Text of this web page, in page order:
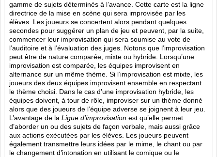
gamme de sujets déterminés à l’avance. Cette carte est la ligne
directrice de la mise en scène qui sera improvisée par les
élèves. Les joueurs se concertent alors pendant quelques
secondes pour suggérer un plan de jeu et peuvent, par la suite,
commencer leur improvisation qui sera soumise au vote de
l’auditoire et à l’évaluation des juges. Notons que l’improvisation
peut être de nature comparée, mixte ou hybride. Lorsqu’une
improvisation est comparée, les équipes improvisent en
alternance sur un même thème. Si l’improvisation est mixte, les
joueurs des deux équipes improvisent ensemble en respectant
le thème choisi. Dans le cas d’une improvisation hybride, les
équipes doivent, à tour de rôle, improviser sur un thème donné
alors que des joueurs de l’équipe adverse se joignent à leur jeu.
L’avantage de la Ligue d’improvisation est qu’elle permet
d’aborder un ou des sujets de façon verbale, mais aussi grâce
aux actions exécutées par les élèves. Les joueurs peuvent
également transmettre leurs idées par le mime, le chant ou par
le changement d’intonation en utilisant le comique ou le